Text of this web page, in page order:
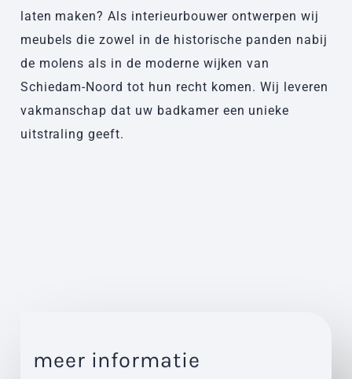
laten maken? Als interieurbouwer ontwerpen wij
meubels die zowel in de historische panden nabij
de molens als in de moderne wijken van
Schiedam-Noord tot hun recht komen. Wij leveren
vakmanschap dat uw badkamer een unieke
uitstraling geeft.
meer informatie